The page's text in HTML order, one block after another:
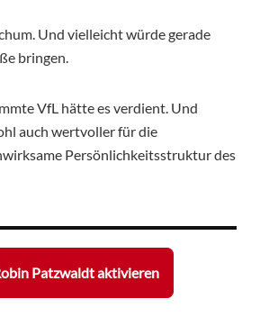
Und vielleicht würde gerade
bringen.
VfL hätte es verdient. Und
auch wertvoller für die
Persönlichkeitsstruktur des
Patzwaldt aktivieren